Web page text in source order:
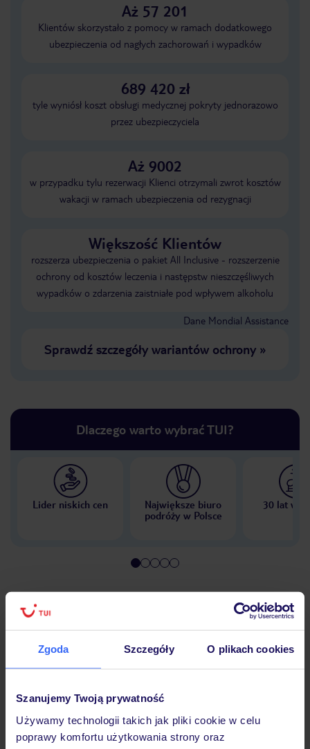
Zgoda Szczegóły O plikach cookies
Szanujemy Twoją prywatność
Używamy technologii takich jak pliki cookie w celu
poprawy komfortu użytkowania strony oraz
Aż 57 201
Klientów skorzystało z pomocy w ramach dodatkowego
ubezpieczenia od nagłych zachorowań i wypadków
689 420 zł
tyle wyniósł koszt obsługi medycznej pokryty jednorazowo
przez ubezpieczyciela
Aż 9002
w przypadku tylu rezerwacji Klienci otrzymali zwrot kosztów
wakacji w ramach ubezpieczenia od rezygnacji
Większość Klientów
rozszerza ubezpieczenia o pakiet All Inclusive - rozszerzenie
ochrony od kosztów leczenia i następstw nieszczęśliwych
wypadków o zdarzenia zaistniałe pod wpływem alkoholu
Dane Mondial Assistance
Sprawdź szczegóły wariantów ochrony»
Dlaczego warto wybrać TUI?
Lider niskich cen
Największe biuro
podróży w Polsce
30 lat w
Hotel
Pokoje
Wyżywienie